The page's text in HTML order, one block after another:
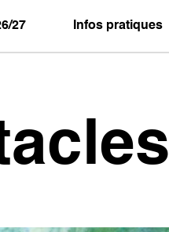
27 Infos pratiques